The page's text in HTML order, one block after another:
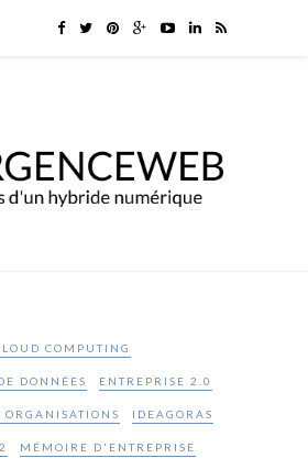
COMPUTING
DONNÉES ENTREPRISE 2.0
ORGANISATIONS IDEAGORAS
MÉMOIRE D'ENTREPRISE